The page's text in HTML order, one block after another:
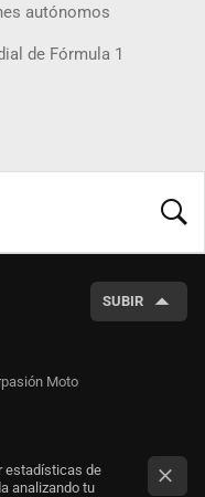
autónomos
de Fórmula 1
SUBIR
Moto
estadísticas de
analizando tu